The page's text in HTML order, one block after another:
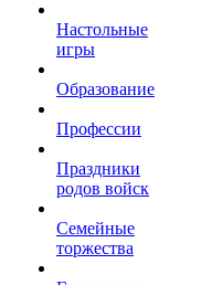
Настольные
игры
Образование
Профессии
Праздники
родов войск
Семейные
торжества